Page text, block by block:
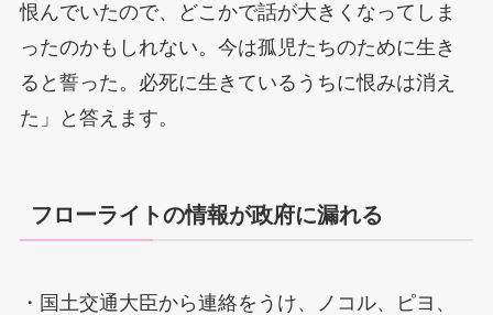
恨んでいたので、どこかで話が大きくなってしま
ったのかもしれない。今は孤児たちのために生き
ると誓った。必死に生きているうちに恨みは消え
た」と答えます。
フローライトの情報が政府に漏れる
・国土交通大臣から連絡をうけ、ノコル、ピヨ、